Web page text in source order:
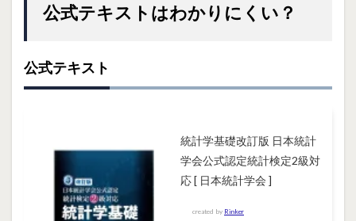
公式テキストはわかりにくい？
公式テキスト
統計学基礎改訂版 日本統計
学会公式認定統計検定2級対
応 [ 日本統計学会 ]
created by Rinker